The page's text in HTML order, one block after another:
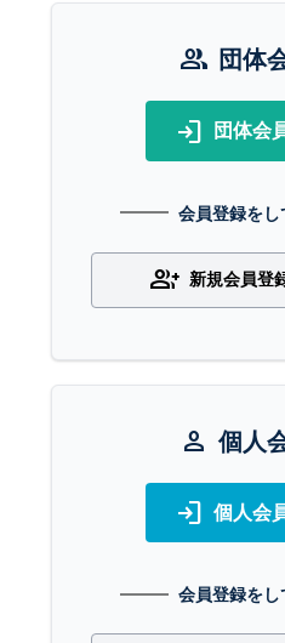
group 団体
login 団体会
会員登録を
group_add 新規会員登
person 個人
login 個人会
会員登録を